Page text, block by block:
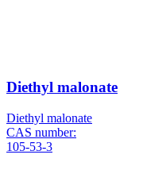
Diethyl malonate
Diethyl malonate
CAS number:
105-53-3